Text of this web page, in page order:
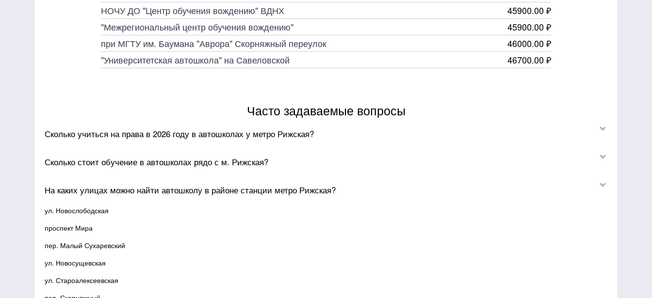
НОЧУ ДО "Центр обучения вождению" ВДНХ
45900.00 ₽
"Межрегиональный центр обучения вождению"
45900.00 ₽
при МГТУ им. Баумана "Аврора" Скорняжный переулок
46000.00 ₽
"Университетская автошкола" на Савеловской
46700.00 ₽
Часто задаваемые вопросы
Сколько учиться на права в 2026 году в автошколах у метро Рижская?
Сколько стоит обучение в автошколах рядо с м. Рижская?
На каких улицах можно найти автошколу в районе станции метро Рижская?
ул. Новослободская
проспект Мира
пер. Малый Сухаревский
ул. Новосущевская
ул. Староалексеевская